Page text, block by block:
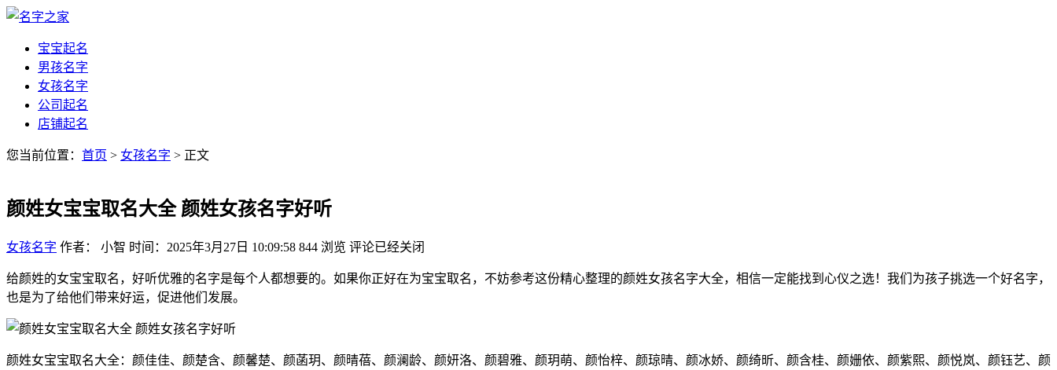
宝宝起名
男孩名字
女孩名字
公司起名
店铺起名
您当前位置： 首页 > 女孩名字 > 正文
颜姓女宝宝取名大全 颜姓女孩名字好听
女孩名字 作者： 小智 时间：2025年3月27日 10:09:58 844 浏览 评论已经关闭
给颜姓的女宝宝取名，好听优雅的名字是每个人都想要的。如果你正好在为宝宝取名，不妨参考这份精心整理的颜姓女孩名字大全，相信一定能找到心仪之选！我们为孩子挑选一个好名字，
也是为了给他们带来好运，促进他们发展。
颜姓女宝宝取名大全：颜佳佳、颜楚含、颜馨楚、颜菡玥、颜晴蓓、颜澜龄、颜妍洛、颜碧雅、颜玥萌、颜怡梓、颜琼晴、颜冰娇、颜绮昕、颜含桂、颜姗依、颜紫熙、颜悦岚、颜钰艺、颜